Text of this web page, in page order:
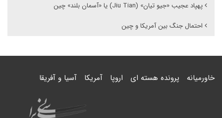
پهپاد عجیب «جیو تیان» (Jiu Tian) یا «آسمان بلند» چین
احتمال جنگ بین آمریکا و چین
خاورمیانه پرونده هسته ای اروپا آمریکا آسیا و آفریقا